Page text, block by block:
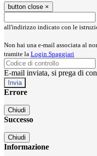
button close ×
all'indirizzo indicato con le
Non hai una e-mail associata al
tramite la Login Spaggiari
E-mail inviata, si prega di
Errore
Chiudi
Successo
Chiudi
Informazione